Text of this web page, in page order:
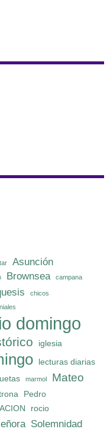
Asunción
Brownsea campana
chicos
domingo
iglesia
lecturas diarias
marmol Mateo
Pedro
rocio
Solemnidad